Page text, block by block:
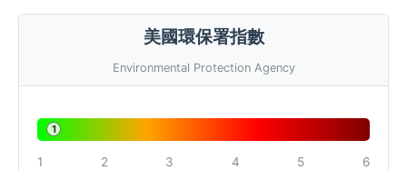
美國環保署指數
Environmental Protection Agency
1
1 2 3 4 5 6